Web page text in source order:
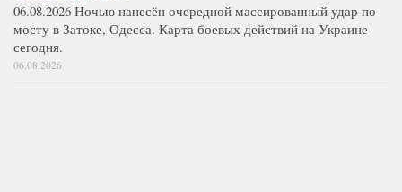
06.08.2026 Ночью нанесён очередной массированный удар по
мосту в Затоке, Одесса. Карта боевых действий на Украине
сегодня.
06.08.2026